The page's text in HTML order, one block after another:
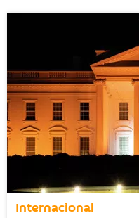
Internacional